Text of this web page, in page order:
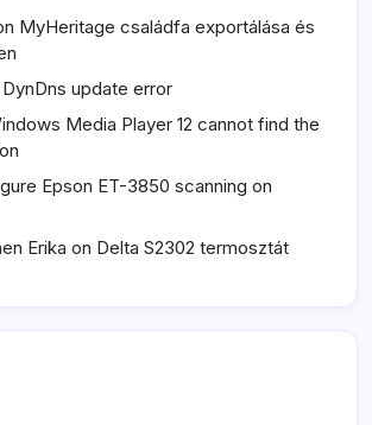
MyHeritage családfa exportálása és
DynDns update error
Media Player 12 cannot find the
Epson ET-3850 scanning on
Erika on Delta S2302 termosztát